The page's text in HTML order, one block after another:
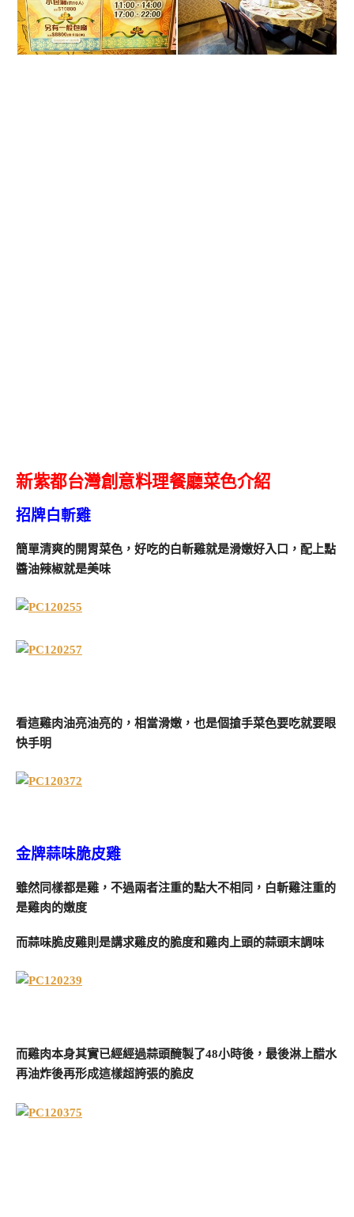
新紫都台灣創意料理餐廳菜色介紹
招牌白斬雞
簡單清爽的開胃菜色，好吃的白斬雞就是滑嫩好入口，配上點
醬油辣椒就是美味
看這雞肉油亮油亮的，相當滑嫩，也是個搶手菜色要吃就要眼
快手明
金牌蒜味脆皮雞
雖然同樣都是雞，不過兩者注重的點大不相同，白斬雞注重的
是雞肉的嫩度
而蒜味脆皮雞則是講求雞皮的脆度和雞肉上頭的蒜頭末調味
而雞肉本身其實已經經過蒜頭醃製了48小時後，最後淋上醋水
再油炸後再形成這樣超誇張的脆皮